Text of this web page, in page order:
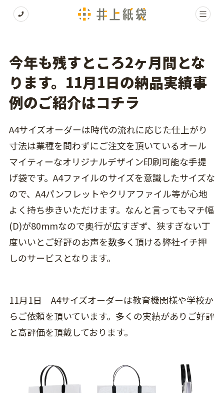
今年も残すところ2ヶ月間とな
ります。11月1日の納品実績事
例のご紹介はコチラ
A4サイズオーダーは時代の流れに応じた仕上がり
寸法は業種を問わずにご注文を頂いているオール
マイティーなオリジナルデザイン印刷可能な手提
げ袋です。A4ファイルのサイズを意識したサイズな
ので、A4パンフレットやクリアファイル等が心地
よく持ち歩きいただけます。なんと言ってもマチ幅
(D)が80mmなので奥行が広すぎず、狭すぎない丁
度いいとご好評のお声を数多く頂ける弊社イチ押
しのサービスとなります。
11月1日 A4サイズオーダーは教育機関様や学校か
らご依頼を頂いています。多くの実績がありご好評
と高評価を頂戴しております。